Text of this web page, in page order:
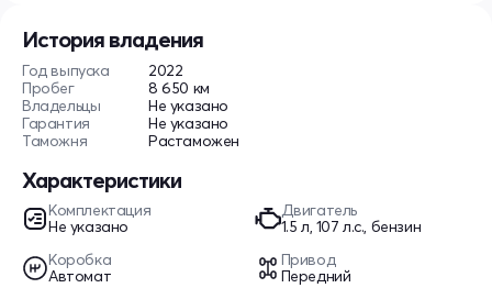
История владения
Год выпуска
2022
Пробег
8 650 км
Владельцы
Не указано
Гарантия
Не указано
Таможня
Растаможен
Характеристики
Комплектация
Не указано
Двигатель
1.5 л, 107 л.с., бензин
Коробка
Автомат
Привод
Передний